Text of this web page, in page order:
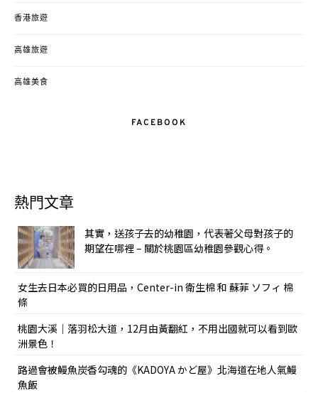
香港旅遊
高雄旅遊
高雄美食
FACEBOOK
熱門文章
其實，送孩子去的幼稚園，代表著父母對孩子的
期望在哪裡 – 關於桃園區幼稚園參觀心得。
女生去日本必買的日用品，Center-in 衛生棉 和 蘇菲 ソフィ 棉
條
桃園大溪｜落羽松大道，12月由黃翻紅，不用出國就可以看到歐
洲景色！
路過會被鰻魚炭香勾魂的《KADOYA かど屋》北海道在地人氣鰻
魚飯